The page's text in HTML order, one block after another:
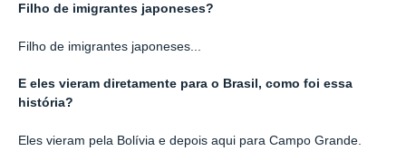
Filho de imigrantes japoneses?
Filho de imigrantes japoneses...
E eles vieram diretamente para o Brasil, como foi essa
história?
Eles vieram pela Bolívia e depois aqui para Campo Grande.